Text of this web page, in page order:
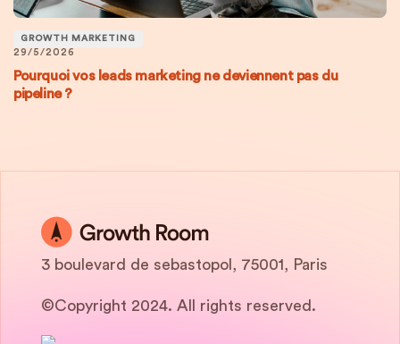
GROWTH MARKETING
29/5/2026
Pourquoi vos leads marketing ne deviennent pas du
pipeline ?
3 boulevard de sebastopol, 75001, Paris
©Copyright 2024. All rights reserved.